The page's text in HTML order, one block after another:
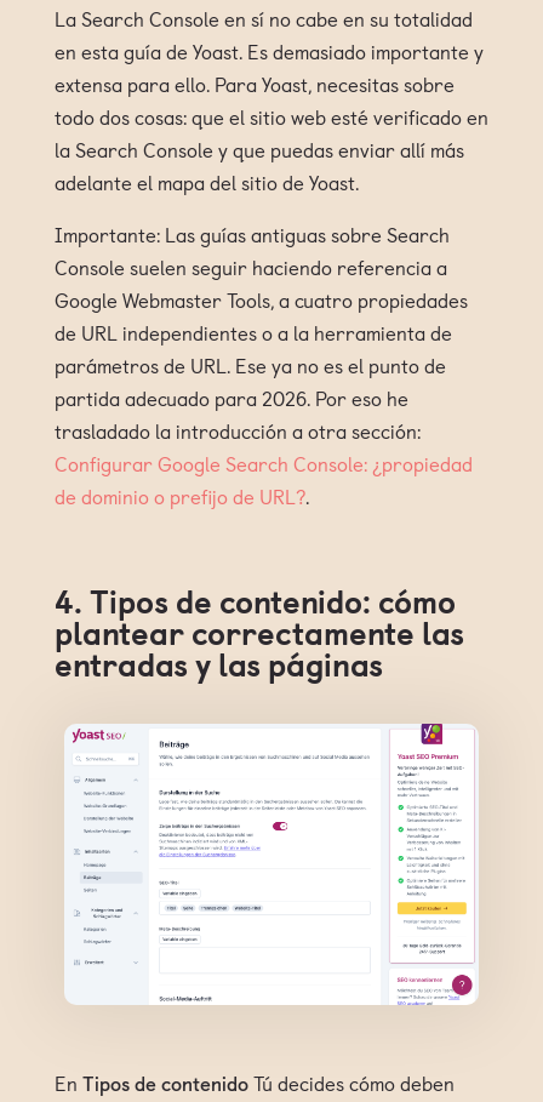
La Search Console en sí no cabe en su totalidad
en esta guía de Yoast. Es demasiado importante y
extensa para ello. Para Yoast, necesitas sobre
todo dos cosas: que el sitio web esté verificado en
la Search Console y que puedas enviar allí más
adelante el mapa del sitio de Yoast.
Importante: Las guías antiguas sobre Search
Console suelen seguir haciendo referencia a
Google Webmaster Tools, a cuatro propiedades
de URL independientes o a la herramienta de
parámetros de URL. Ese ya no es el punto de
partida adecuado para 2026. Por eso he
trasladado la introducción a otra sección:
Configurar Google Search Console: ¿propiedad
de dominio o prefijo de URL?.
4. Tipos de contenido: cómo
plantear correctamente las
entradas y las páginas
En Tipos de contenidoTú decides cómo deben